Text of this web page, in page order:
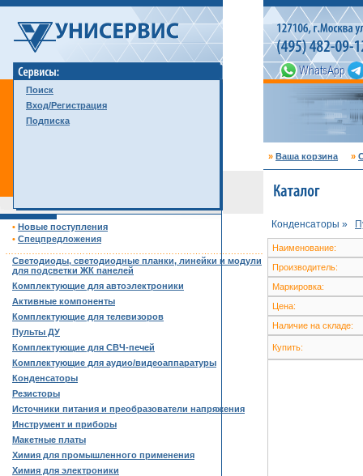
Поиск
Вход/Регистрация
Подписка
» Ваша корзина »
• Новые поступления
• Спецпредложения
Светодиоды, светодиодные планки, линейки и модули
для подсветки ЖК панелей
Комплектующие для автоэлектроники
Активные компоненты
Комплектующие для телевизоров
Пульты ДУ
Комплектующие для СВЧ-печей
Комплектующие для аудио/видеоаппаратуры
Конденсаторы
Резисторы
Источники питания и преобразователи напряжения
Инструмент и приборы
Макетные платы
Химия для промышленного применения
Химия для электроники
Конденсаторы »
Наименование:
Производитель:
Маркировка:
Цена:
Наличие на складе:
Купить: